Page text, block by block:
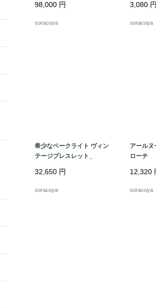
98,000 円
soracoya
3,080円
soracoya
希少なベークライト ヴィン
テージブレスレット_
32,650 円
soracoya
アールヌ
ローチ
12,320
soracoya